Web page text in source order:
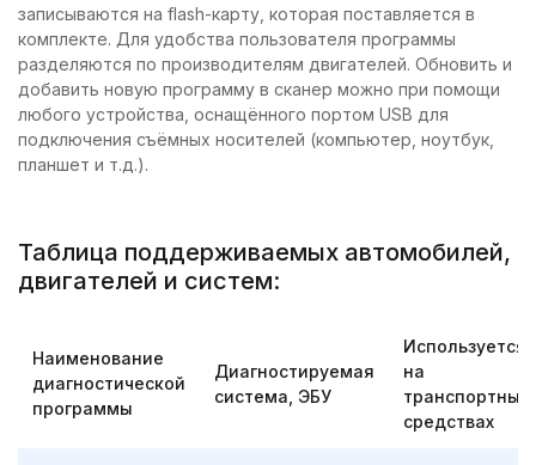
записываются на flash-карту, которая поставляется в
комплекте. Для удобства пользователя программы
разделяются по производителям двигателей. Обновить и
добавить новую программу в сканер можно при помощи
любого устройства, оснащённого портом USB для
подключения съёмных носителей (компьютер, ноутбук,
планшет и т.д.).
Таблица поддерживаемых автомобилей,
двигателей и систем:
Наименование
диагностической
программы
Диагностируемая
система, ЭБУ
Используется
на
транспортных
средствах